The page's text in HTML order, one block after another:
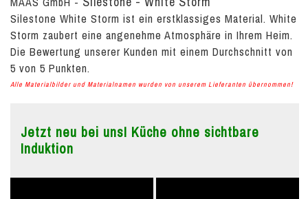
Silestone White Storm ist ein erstklassiges Material. White
Storm zaubert eine angenehme Atmosphäre in Ihrem Heim.
Die Bewertung unserer Kunden mit einem Durchschnitt von
5 von 5 Punkten.
Alle Materialbilder und Materialnamen wurden von unserem Lieferanten übernommen!
Jetzt neu bei uns! Küche ohne sichtbare
Induktion